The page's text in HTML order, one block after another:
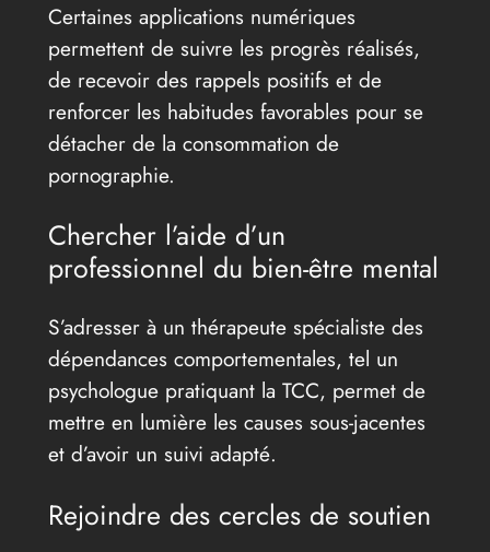
Certaines applications numériques
permettent de suivre les progrès réalisés,
de recevoir des rappels positifs et de
renforcer les habitudes favorables pour se
détacher de la consommation de
pornographie.
Chercher l’aide d’un
professionnel du bien-être mental
S’adresser à un thérapeute spécialiste des
dépendances comportementales, tel un
psychologue pratiquant la TCC, permet de
mettre en lumière les causes sous-jacentes
et d’avoir un suivi adapté.
Rejoindre des cercles de soutien